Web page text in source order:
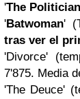
'The Politician
'Batwoman'
tras ver el
'Divorce'
7'875. Media
'The Deuce'